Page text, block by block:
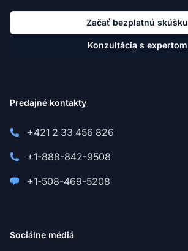
Začať bezplatnú skúšku
Konzultácia s expertom
Predajné kontakty
+421 2 33 456 826
+1-888-842-9508
+1-508-469-5208
Sociálne médiá